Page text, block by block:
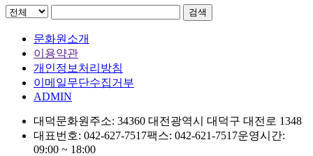
검색
문화원소개
이용약관
개인정보처리방침
이메일무단수집거부
ADMIN
대덕문화원 주소: 34360 대전광역시 대덕구 대전로 1348
대표번호: 042-627-7517팩스: 042-621-7517운영시간:
09:00 ~ 18:00